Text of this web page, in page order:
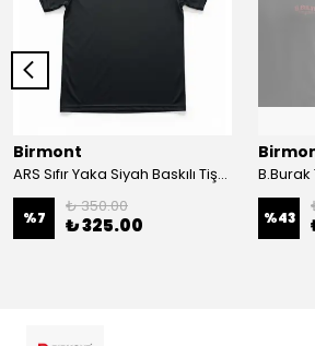
Birmont
ARS Sıfır Yaka Siyah Baskılı Tişört
%7
₺ 350.00
₺ 325.00 %43